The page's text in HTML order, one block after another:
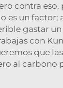
contra
es un
gastar
con
que
al carbono